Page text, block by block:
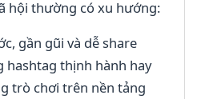
hội thường có xu hướng:
gần gũi và dễ share
hashtag thịnh hành hay
trò chơi trên nền tảng